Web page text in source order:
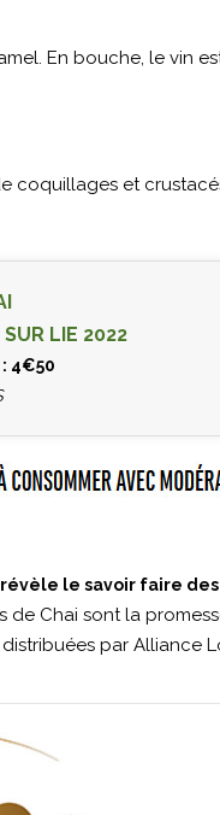
En bouche, le vin
coquillages et
LIE 2022
4€50
le savoir faire
de Chai sont la
par Alliance